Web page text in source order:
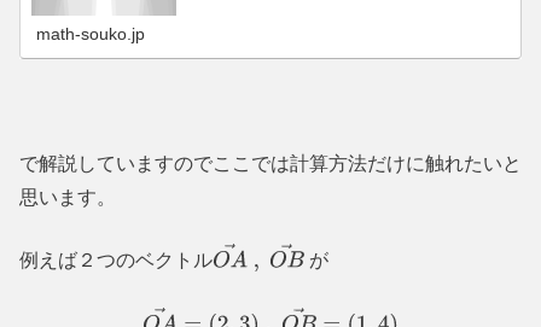
math-souko.jp
で解説していますのでここでは計算方法だけに触れたいと
思います。
例えば２つのベクトルOA→ OB→が
O A→=( 2,3 OB→=( 1,4